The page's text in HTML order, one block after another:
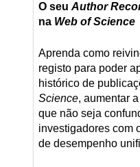
O seu Author
na Web of Science
Aprenda como
registo para poder
histórico de
Science, aumentar
que não seja
investigadores com
de desempenho